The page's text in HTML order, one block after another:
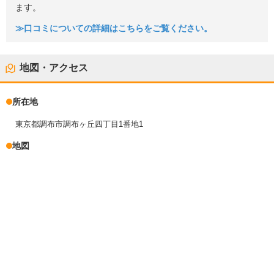
ます。
≫口コミについての詳細はこちらをご覧ください。
地図・アクセス
所在地
東京都調布市調布ヶ丘四丁目1番地1
地図